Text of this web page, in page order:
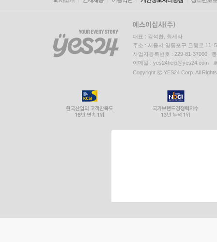
대표 : 김석환, 최세라
주소 : 서울시 영등포구 은행로 11,
사업자등록번호 : 229-81-37000
이메일 : yes24help@yes24.com
Copyright ⓒ YES24 Corp. All